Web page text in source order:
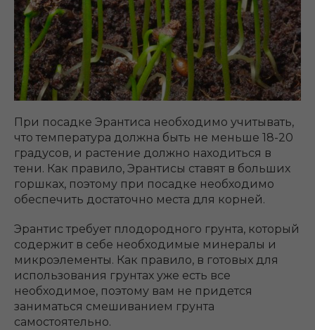
При посадке Эрантиса необходимо учитывать,
что температура должна быть не меньше 18-20
градусов, и растение должно находиться в
тени. Как правило, Эрантисы ставят в больших
горшках, поэтому при посадке необходимо
обеспечить достаточно места для корней.
Эрантис требует плодородного грунта, который
содержит в себе необходимые минералы и
микроэлементы. Как правило, в готовых для
использования грунтах уже есть все
необходимое, поэтому вам не придется
заниматься смешиванием грунта
самостоятельно.